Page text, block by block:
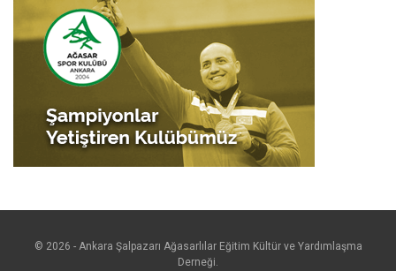
© 2026 - Ankara Şalpazarı Ağasarlılar Eğitim Kültür ve Yardımlaşma
Derneği.